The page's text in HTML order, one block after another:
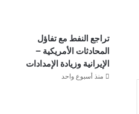
تراجع النفط مع تفاؤل
المحادثات الأمريكية –
الإيرانية وزيادة الإمدادات
منذ أسبوع واحد